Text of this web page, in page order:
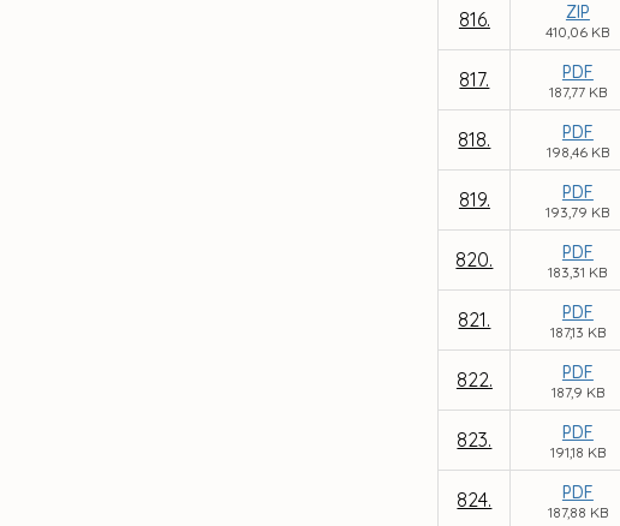
816. ZIP
410,06 KB
817. PDF
187,77 KB
818. PDF
198,46 KB
819. PDF
193,79 KB
820. PDF
183,31 KB
821. PDF
187,13 KB
822. PDF
187,9 KB
823. PDF
191,18 KB
824. PDF
187,88 KB